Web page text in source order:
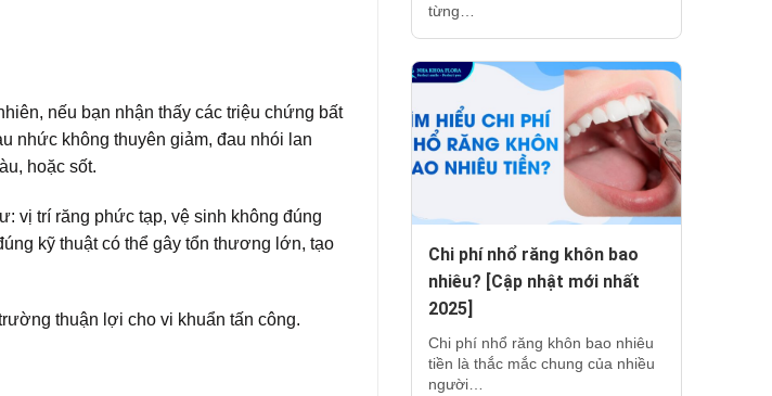
nếu bạn nhận thấy các triệu chứng bất
nhức không thuyên giảm, đau nhói lan
hoặc sốt.
vị trí răng phức tạp, vệ sinh không đúng
kỹ thuật có thể gây tổn thương lớn, tạo
thuận lợi cho vi khuẩn tấn công.
từng…
Chi phí nhổ răng khôn bao
nhiêu? [Cập nhật mới nhất
2025]
Chi phí nhổ răng khôn bao nhiêu
tiền là thắc mắc chung của nhiều
người…